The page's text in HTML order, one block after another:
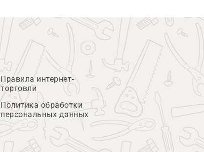
Правила интернет-
торговли
Политика обработки
персональных данных